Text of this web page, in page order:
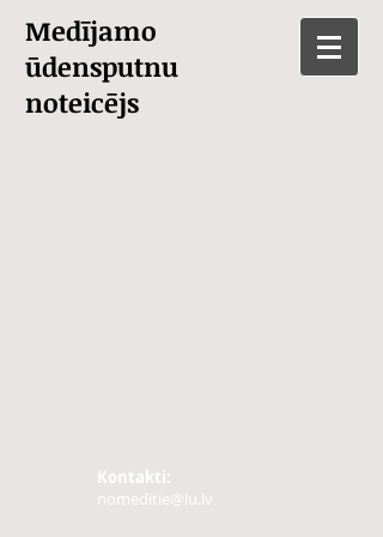
Medījamo
ūdensputnu
noteicējs
Kontakti:
nomeditie@lu.lv